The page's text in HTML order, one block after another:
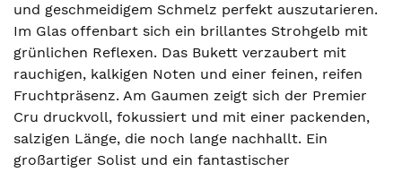
und geschmeidigem Schmelz perfekt auszutarieren.
Im Glas offenbart sich ein brillantes Strohgelb mit
grünlichen Reflexen. Das Bukett verzaubert mit
rauchigen, kalkigen Noten und einer feinen, reifen
Fruchtpräsenz. Am Gaumen zeigt sich der Premier
Cru druckvoll, fokussiert und mit einer packenden,
salzigen Länge, die noch lange nachhallt. Ein
großartiger Solist und ein fantastischer